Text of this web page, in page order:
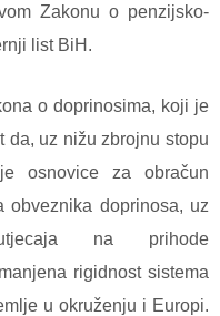
Zakonu o penzijsko-
list BiH.
o doprinosima, koji je
da, uz nižu zbrojnu stopu
osnovice za obračun
obveznika doprinosa, uz
na prihode
rigidnost sistema
u okruženju i Europi.